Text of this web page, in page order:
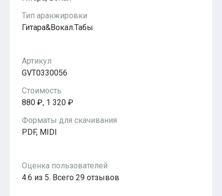
Тип аранжировки
Гитара&Вокал.Табы
Артикул
GVT0330056
Стоимость
880 ₽, 1 320 ₽
Форматы для скачивания
PDF, MIDI
Оценка пользователей
4.6 из 5. Всего 29 отзывов